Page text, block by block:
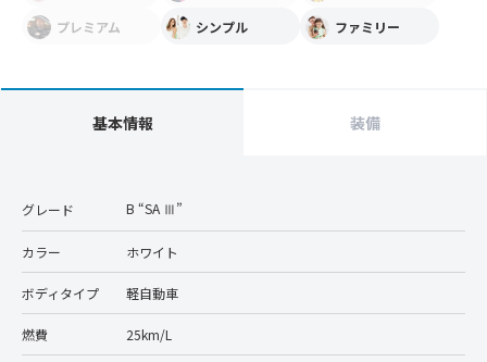
プレミアム
シンプル ファミリー
基本情報 装備
グレード B “SA Ⅲ”
カラー ホワイト
ボディタイプ 軽自動車
燃費 25km/L